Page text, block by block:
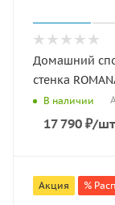
Домашний
стенка
В наличии
17 790 ₽/шт
Акция %